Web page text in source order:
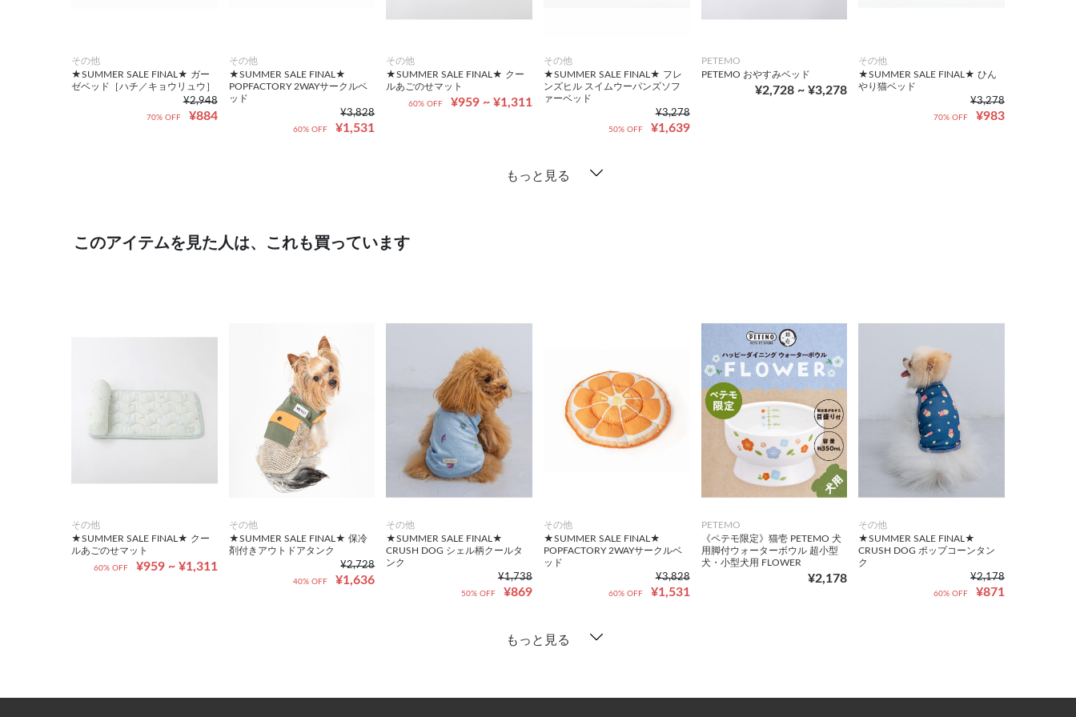
その他
★SUMMER SALE FINAL★ ガー
ゼベッド［ハチ／キョウリュウ］
¥2,948
¥884
70% OFF
その他
★SUMMER SALE FINAL★
POPFACTORY 2WAYサークルベ
ッド
¥3,828
¥1,531
60% OFF
その他
★SUMMER SALE FINAL★ クー
ルあごのせマット
¥959 ~ ¥1,311
60% OFF
その他
★SUMMER SALE FINAL★ フレ
ンズヒル スイムウーパンズソフ
ァーベッド
¥3,278
¥1,639
50% OFF
PETEMO
PETEMO おやすみベッド
¥2,728 ~ ¥3,278
その他
★SUMMER SALE FINAL★ ひん
やり猫ベッド
¥3,278
¥983
70% OFF
もっと見る
このアイテムを見た人は、これも買っています
その他
★SUMMER SALE FINAL★ クー
ルあごのせマット
¥959 ~ ¥1,311
60% OFF
その他
★SUMMER SALE FINAL★ 保冷
剤付きアウトドアタンク
¥2,728
¥1,636
40% OFF
その他
★SUMMER SALE FINAL★
CRUSH DOG シェル柄クールタ
ンク
¥1,738
¥869
50% OFF
その他
★SUMMER SALE FINAL★
POPFACTORY 2WAYサークルベ
ッド
¥3,828
¥1,531
60% OFF
PETEMO
《ペテモ限定》猫壱 PETEMO 犬
用脚付ウォーターボウル 超小型
犬・小型犬用 FLOWER
¥2,178
その他
★SUMMER SALE FINAL★
CRUSH DOG ポップコーンタン
ク
¥2,178
¥871
60% OFF
もっと見る